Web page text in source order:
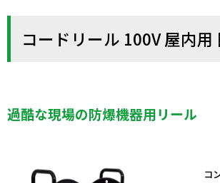
コードリール 100V 屋内
過酷な現場の防爆機器用リール
コ